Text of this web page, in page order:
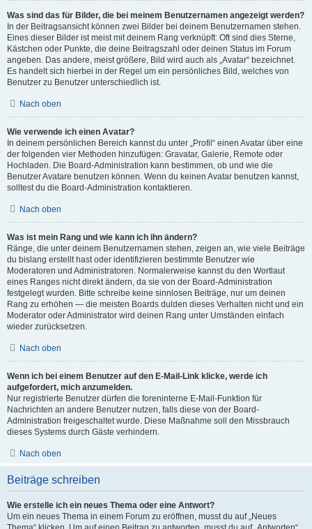
Was sind das für Bilder, die bei meinem Benutzernamen angezeigt werden?
In der Beitragsansicht können zwei Bilder bei deinem Benutzernamen stehen.
Eines dieser Bilder ist meist mit deinem Rang verknüpft: Oft sind dies Sterne,
Kästchen oder Punkte, die deine Beitragszahl oder deinen Status im Forum
angeben. Das andere, meist größere, Bild wird auch als „Avatar“ bezeichnet.
Es handelt sich hierbei in der Regel um ein persönliches Bild, welches von
Benutzer zu Benutzer unterschiedlich ist.
Nach oben
Wie verwende ich einen Avatar?
In deinem persönlichen Bereich kannst du unter „Profil“ einen Avatar über eine
der folgenden vier Methoden hinzufügen: Gravatar, Galerie, Remote oder
Hochladen. Die Board-Administration kann bestimmen, ob und wie die
Benutzer Avatare benutzen können. Wenn du keinen Avatar benutzen kannst,
solltest du die Board-Administration kontaktieren.
Nach oben
Was ist mein Rang und wie kann ich ihn ändern?
Ränge, die unter deinem Benutzernamen stehen, zeigen an, wie viele Beiträge
du bislang erstellt hast oder identifizieren bestimmte Benutzer wie
Moderatoren und Administratoren. Normalerweise kannst du den Wortlaut
eines Ranges nicht direkt ändern, da sie von der Board-Administration
festgelegt wurden. Bitte schreibe keine sinnlosen Beiträge, nur um deinen
Rang zu erhöhen — die meisten Boards dulden dieses Verhalten nicht und ein
Moderator oder Administrator wird deinen Rang unter Umständen einfach
wieder zurücksetzen.
Nach oben
Wenn ich bei einem Benutzer auf den E-Mail-Link klicke, werde ich
aufgefordert, mich anzumelden.
Nur registrierte Benutzer dürfen die foreninterne E-Mail-Funktion für
Nachrichten an andere Benutzer nutzen, falls diese von der Board-
Administration freigeschaltet wurde. Diese Maßnahme soll den Missbrauch
dieses Systems durch Gäste verhindern.
Nach oben
Beiträge schreiben
Wie erstelle ich ein neues Thema oder eine Antwort?
Um ein neues Thema in einem Forum zu eröffnen, musst du auf „Neues